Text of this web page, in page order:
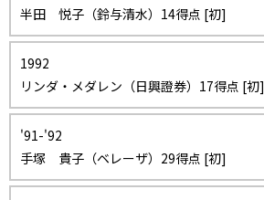
半田 悦子（鈴与清水）14得点 [初]
1992
リンダ・メダレン（日興證券）17得点 [初]
'91-'92
手塚 貴子（ベレーザ）29得点 [初]